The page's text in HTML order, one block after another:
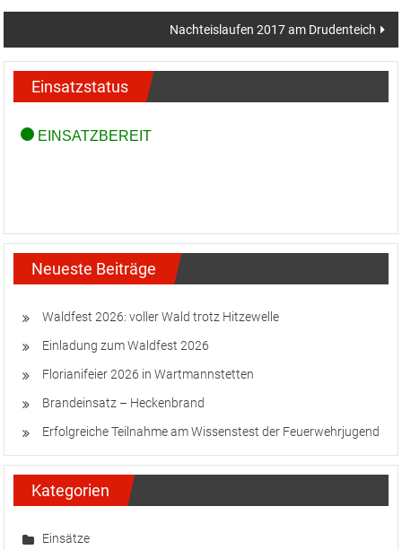
Nachteislaufen 2017 am Drudenteich
Einsatzstatus
Neueste Beiträge
Waldfest 2026: voller Wald trotz Hitzewelle
Einladung zum Waldfest 2026
Florianifeier 2026 in Wartmannstetten
Brandeinsatz – Heckenbrand
Erfolgreiche Teilnahme am Wissenstest der Feuerwehrjugend
Kategorien
Einsätze